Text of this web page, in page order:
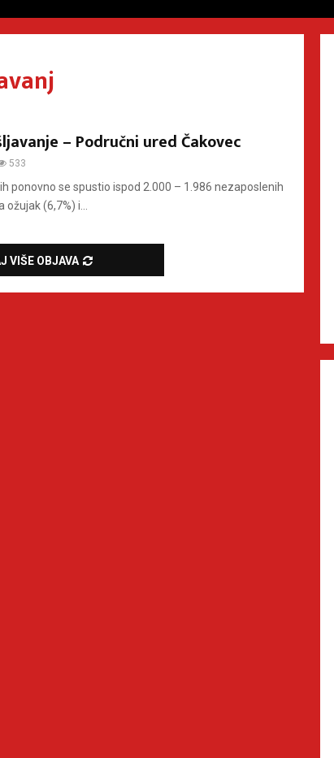
– Područni ured Čakovec
533
ponovno se spustio ispod 2.000 – 1.986 nezaposlenih
(6,7%) i...
VIŠE OBJAVA